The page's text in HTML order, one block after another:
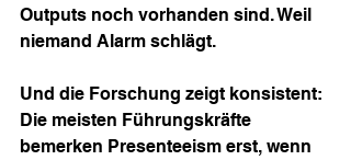
Outputs noch vorhanden sind. Weil
niemand Alarm schlägt.
Und die Forschung zeigt konsistent:
Die meisten Führungskräfte
bemerken Presenteeism erst, wenn